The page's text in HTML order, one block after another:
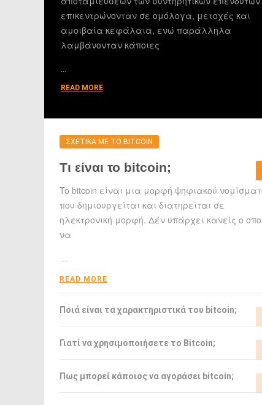
επικεντρώνονταν σε ομόλογα, μετοχές και
αμοιβαία κεφάλαια, ενώ παράλληλα
λαμβάνονταν κάποιες
READ MORE
ΣΧΕΤΙΚΑ ΜΕ ΤΟ BITCOIN
Τι είναι το bitcoin;
To bitcoin είναι μια μορφή ψηφιακού
που δημιουργείται και διατηρείται σε
ηλεκτρονική μορφή. Δέν υπάρχει κανείς ο
να
READ MORE
Ποιά είναι τα χαρακτηριστικά του bitcoin;
Το bitcoin έχει αρκετά σημαντικά
χαρακτηριστικά που το ξεχωρίζουν από τα
ελεγχόμενα-από-κυβερνήσεις νομίσματα.
Γιατί να χρησιμοποιήσετε το Bitcoin;
Το bitcoin είναι μια σχετικά νέα μορφή
νομίσματος, η οποία τώρα αρχίζει να γίνεται
αποδεκτή από μιά μεγάλη μερίδα του
Πως μπορεί κάποιος να αγοράσει bitcoin;
Μπορείτε να αγοράσετε bitcoin είτε από τα